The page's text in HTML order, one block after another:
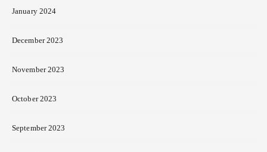
January 2024
December 2023
November 2023
October 2023
September 2023